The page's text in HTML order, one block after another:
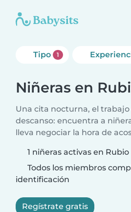
Tipo 1
Niñeras en
Una cita nocturna, el
descanso: encuentra a
lleva negociar la hora de
1 niñeras activas en Rubio
Todos los miembros
identificación
Regístrate gratis